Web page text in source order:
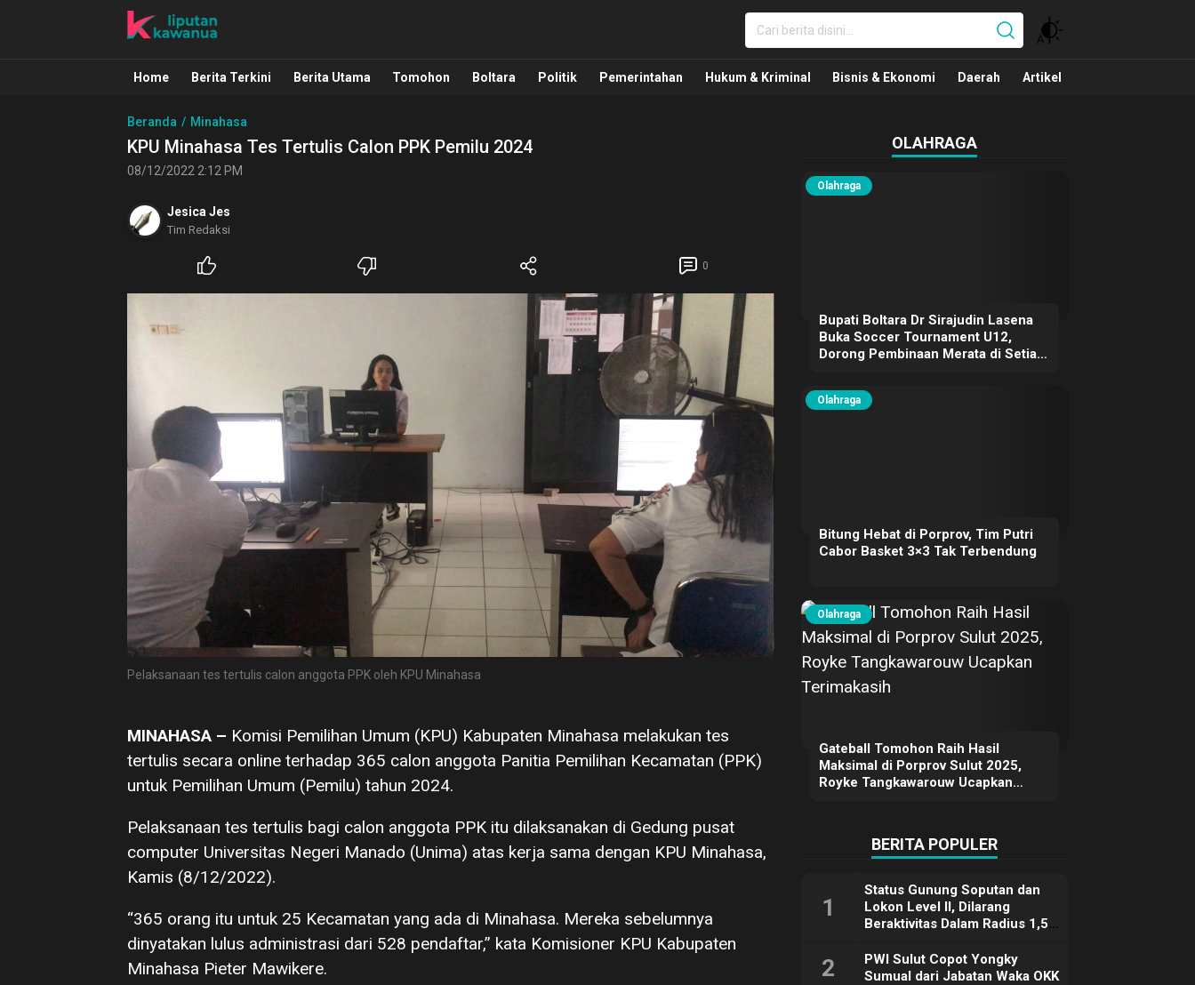
Liputan Kawanua
Berita Manado, Sulawesi Utara, Kawanua, Politik, Pemerintahan, Hukum Kriminal dan Nasional
Home Berita Terkini Berita Utama Tomohon Boltara Politik Pemerintahan Hukum & Kriminal Bisnis & Ekonomi Daerah Artikel
Beranda Minahasa
KPU Minahasa Tes Tertulis Calon PPK Pemilu 2024
08/12/2022 2:12 PM
Jesica Jes
Tim Redaksi
0
Pelaksanaan tes tertulis calon anggota PPK oleh KPU Minahasa
MINAHASA – Komisi Pemilihan Umum (KPU) Kabupaten Minahasa melakukan tes
tertulis secara online terhadap 365 calon anggota Panitia Pemilihan Kecamatan (PPK)
untuk Pemilihan Umum (Pemilu) tahun 2024.
Pelaksanaan tes tertulis bagi calon anggota PPK itu dilaksanakan di Gedung pusat
computer Universitas Negeri Manado (Unima) atas kerja sama dengan KPU Minahasa,
Kamis (8/12/2022).
“365 orang itu untuk 25 Kecamatan yang ada di Minahasa. Mereka sebelumnya
dinyatakan lulus administrasi dari 528 pendaftar,” kata Komisioner KPU Kabupaten
Minahasa Pieter Mawikere.
OLAHRAGA
Olahraga
Bupati Boltara Dr Sirajudin Lasena
Buka Soccer Tournament U12,
Dorong Pembinaan Merata di Setiap
Olahraga
Bitung Hebat di Porprov, Tim Putri
Cabor Basket 3×3 Tak Terbendung
Olahraga
Gateball Tomohon Raih Hasil
Maksimal di Porprov Sulut 2025,
Royke Tangkawarouw Ucapkan
BERITA POPULER
1
Status Gunung Soputan dan
Lokon Level II, Dilarang
Beraktivitas Dalam Radius 1,5
2
PWI Sulut Copot Yongky
Sumual dari Jabatan Waka OKK